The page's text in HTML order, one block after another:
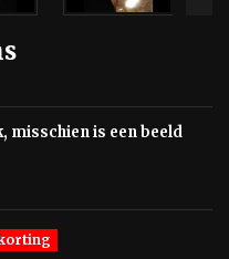
misschien is een beeld